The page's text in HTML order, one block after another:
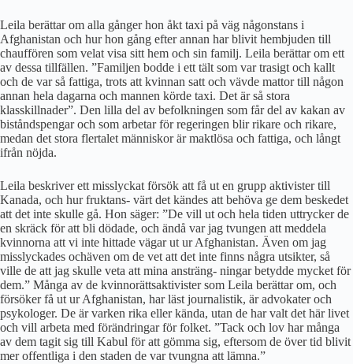
Leila berättar om alla gånger hon åkt taxi på väg någonstans i
Afghanistan och hur hon gång efter annan har blivit hembjuden till
chauffören som velat visa sitt hem och sin familj. Leila berättar om ett
av dessa tillfällen. ”Familjen bodde i ett tält som var trasigt och kallt
och de var så fattiga, trots att kvinnan satt och vävde mattor till någon
annan hela dagarna och mannen körde taxi. Det är så stora
klasskillnader”. Den lilla del av befolkningen som får del av kakan av
biståndspengar och som arbetar för regeringen blir rikare och rikare,
medan det stora flertalet människor är maktlösa och fattiga, och långt
ifrån nöjda.
Leila beskriver ett misslyckat försök att få ut en grupp aktivister till
Kanada, och hur fruktans- värt det kändes att behöva ge dem beskedet
att det inte skulle gå. Hon säger: ”De vill ut och hela tiden uttrycker de
en skräck för att bli dödade, och ändå var jag tvungen att meddela
kvinnorna att vi inte hittade vägar ut ur Afghanistan. Även om jag
misslyckades ochäven om de vet att det inte finns några utsikter, så
ville de att jag skulle veta att mina ansträng- ningar betydde mycket för
dem.” Många av de kvinnorättsaktivister som Leila berättar om, och
försöker få ut ur Afghanistan, har läst journalistik, är advokater och
psykologer. De är varken rika eller kända, utan de har valt det här livet
och vill arbeta med förändringar för folket. ”Tack och lov har många
av dem tagit sig till Kabul för att gömma sig, eftersom de över tid blivit
mer offentliga i den staden de var tvungna att lämna.”